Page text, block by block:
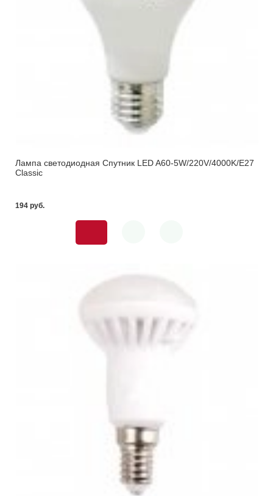
Лампа светодиодная Спутник LED A60-5W/220V/4000K/E27
Classic
194 pуб.